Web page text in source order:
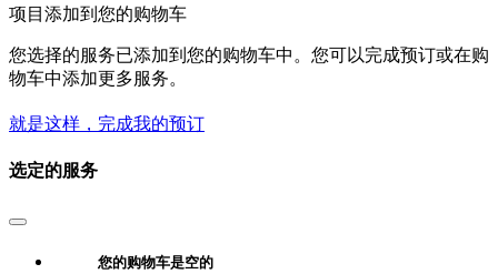
项目添加到您的购物车
您选择的服务已添加到您的购物车中。您可以完成预订或在购
物车中添加更多服务。
就是这样，完成我的预订
选定的服务
您的购物车是空的